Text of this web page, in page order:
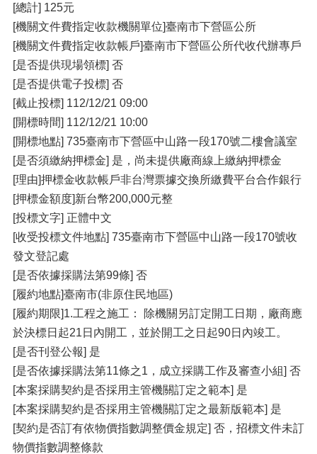
[總計] 125元
[機關文件費指定收款機關單位]臺南市下營區公所
[機關文件費指定收款帳戶]臺南市下營區公所代收代辦專戶
[是否提供現場領標] 否
[是否提供電子投標] 否
[截止投標] 112/12/21 09:00
[開標時間] 112/12/21 10:00
[開標地點] 735臺南市下營區中山路一段170號二樓會議室
[是否須繳納押標金] 是，尚未提供廠商線上繳納押標金
[理由]押標金收款帳戶非台灣票據交換所繳費平台合作銀行
[押標金額度]新台幣200,000元整
[投標文字] 正體中文
[收受投標文件地點] 735臺南市下營區中山路一段170號收
發文登記處
[是否依據採購法第99條] 否
[履約地點]臺南市(非原住民地區)
[履約期限]1.工程之施工： 除機關另訂定開工日期，廠商應
於決標日起21日內開工，並於開工之日起90日內竣工。
[是否刊登公報] 是
[是否依據採購法第11條之1，成立採購工作及審查小組] 否
[本案採購契約是否採用主管機關訂定之範本] 是
[本案採購契約是否採用主管機關訂定之最新版範本] 是
[契約是否訂有依物價指數調整價金規定] 否，招標文件未訂
物價指數調整條款